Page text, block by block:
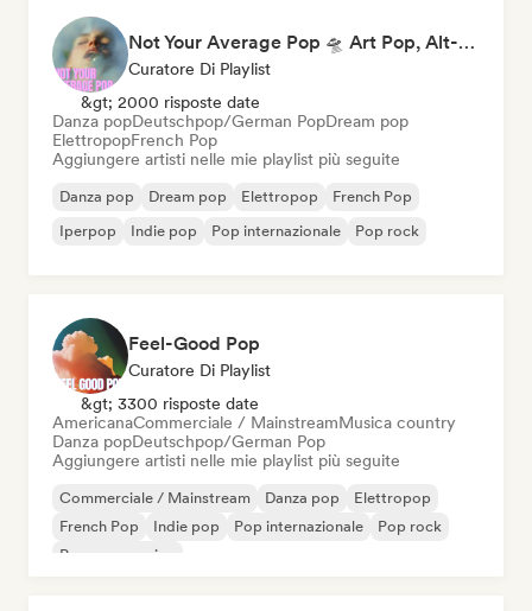
Not Your Average Pop 🛸 Art Pop, Alt-Pop & Indie Pop
Curatore Di Playlist
&gt; 2000 risposte date
Danza popDeutschpop/German PopDream pop
ElettropopFrench Pop
Aggiungere artisti nelle mie playlist più seguite
Danza pop Dream pop Elettropop
French Pop
Iperpop
Indie pop Pop internazionale Pop rock
Feel-Good Pop
Curatore Di Playlist
&gt; 3300 risposte date
AmericanaCommerciale / MainstreamMusica country
Danza popDeutschpop/German Pop
Aggiungere artisti nelle mie playlist più seguite
Commerciale / Mainstream Danza pop
Elettropop
French Pop
Indie pop Pop internazionale
Pop rock
Pop progressivo